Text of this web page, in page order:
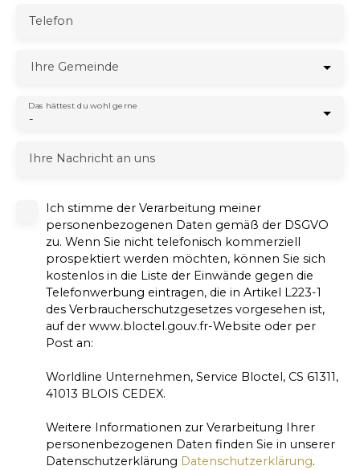
Telefon
Ihre Gemeinde
-
Das hättest du wohl gerne
Ihre Nachricht an uns
Ich stimme der Verarbeitung meiner
personenbezogenen Daten gemäß der DSGVO
zu. Wenn Sie nicht telefonisch kommerziell
prospektiert werden möchten, können Sie sich
kostenlos in die Liste der Einwände gegen die
Telefonwerbung eintragen, die in Artikel L223-1
des Verbraucherschutzgesetzes vorgesehen ist,
auf der www.bloctel.gouv.fr-Website oder per
Post an:
Worldline Unternehmen, Service Bloctel, CS 61311,
41013 BLOIS CEDEX.
Weitere Informationen zur Verarbeitung Ihrer
personenbezogenen Daten finden Sie in unserer
Datenschutzerklärung Datenschutzerklärung.